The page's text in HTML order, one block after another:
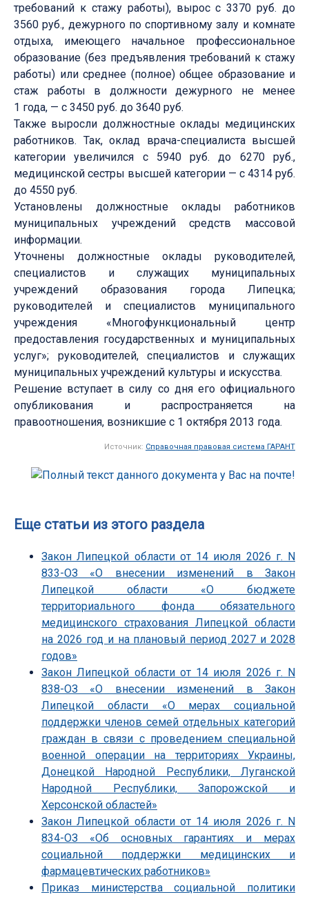
требований к стажу работы), вырос с 3370 руб. до
3560 руб., дежурного по спортивному залу и комнате
отдыха, имеющего начальное профессиональное
образование (без предъявления требований к стажу
работы) или среднее (полное) общее образование и
стаж работы в должности дежурного не менее
1 года, — с 3450 руб. до 3640 руб.
Также выросли должностные оклады медицинских
работников. Так, оклад врача-специалиста высшей
категории увеличился с 5940 руб. до 6270 руб.,
медицинской сестры высшей категории — с 4314 руб.
до 4550 руб.
Установлены должностные оклады работников
муниципальных учреждений средств массовой
информации.
Уточнены должностные оклады руководителей,
специалистов и служащих муниципальных
учреждений образования города Липецка;
руководителей и специалистов муниципального
учреждения «Многофункциональный центр
предоставления государственных и муниципальных
услуг»; руководителей, специалистов и служащих
муниципальных учреждений культуры и искусства.
Решение вступает в силу со дня его официального
опубликования и распространяется на
правоотношения, возникшие с 1 октября 2013 года.
Источник: Справочная правовая система ГАРАНТ
Еще статьи из этого раздела
Закон Липецкой области от 14 июля 2026 г. N
833-ОЗ «О внесении изменений в Закон
Липецкой области «О бюджете
территориального фонда обязательного
медицинского страхования Липецкой области
на 2026 год и на плановый период 2027 и 2028
годов»
Закон Липецкой области от 14 июля 2026 г. N
838-ОЗ «О внесении изменений в Закон
Липецкой области «О мерах социальной
поддержки членов семей отдельных категорий
граждан в связи с проведением специальной
военной операции на территориях Украины,
Донецкой Народной Республики, Луганской
Народной Республики, Запорожской и
Херсонской областей»
Закон Липецкой области от 14 июля 2026 г. N
834-ОЗ «Об основных гарантиях и мерах
социальной поддержки медицинских и
фармацевтических работников»
Приказ министерства социальной политики